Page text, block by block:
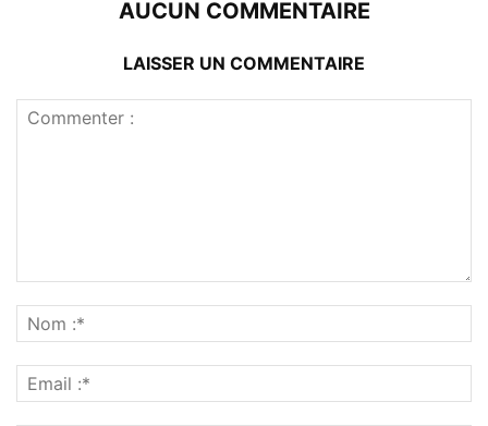
AUCUN COMMENTAIRE
LAISSER UN COMMENTAIRE